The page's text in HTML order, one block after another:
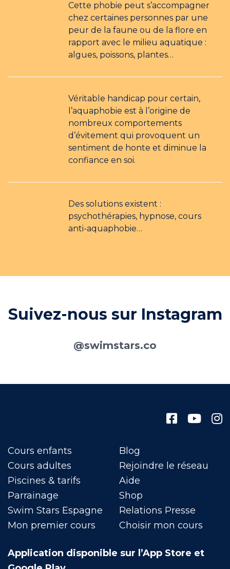
Cette phobie peut s’accompagner
chez certaines personnes par une
peur de la faune ou de la flore en
rapport avec le milieu aquatique :
algues, poissons, plantes…
Véritable handicap pour certain,
l’aquaphobie est à l’origine de
nombreux comportements
d’évitement qui provoquent un
sentiment de honte et diminue la
confiance en soi.
Des solutions existent :
psychothérapies, hypnose, cours
anti-aquaphobie…
Suivez-nous sur Instagram
@swimstars.co
Cours enfants
Cours adultes
Piscines & tarifs
Parrainage
Swim Stars Espagne
Mon premier cours
Blog
Rejoindre le réseau
Aide
Shop
Relations Presse
Choisir mon cours
Application disponible sur l’App Store et